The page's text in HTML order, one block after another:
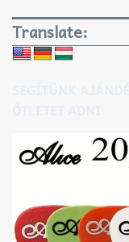
Translate: